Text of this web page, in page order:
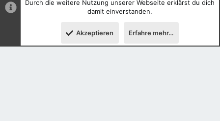
S
S
Durch die weitere Nutzung unserer Webseite erklärst du dich
damit einverstanden.
Akzeptieren Erfahre mehr…